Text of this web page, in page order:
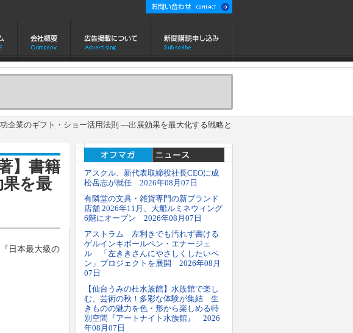
業のギフト・ショー活用法則 ―出展効果を最大化する戦略と
】書籍
を最
日本最大級の
アスクル、新代表取締役社長CEOに成
松岳志が就任 2026年08月07日
有隣堂の文具・雑貨専門の新ブランド
店舗 2026年11月、大船ルミネウィング
6階にオープン 2026年08月07日
アストラム 左利きでも汚れず書ける
ゲルインキボールペン・エナージェ
ル 「左ききさんにやさしくしたいペ
ン」プロジェクトを展開 2026年08月
07日
【仙台うみの杜水族館】水族館で楽し
む、芸術の秋！多彩な体験が集結 生
きものの魅力を色・形から楽しめる特
別空間『アートナイト水族館』 2026
年08月07日